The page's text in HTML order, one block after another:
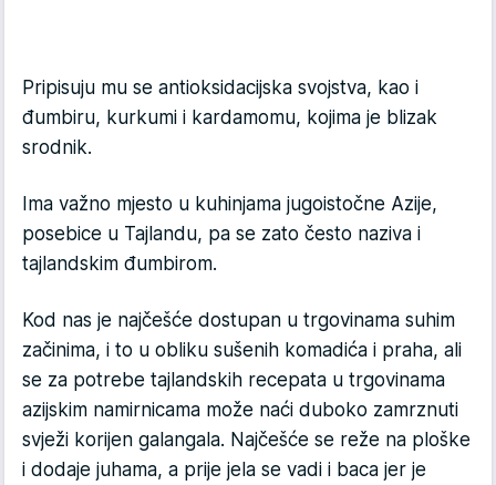
Pripisuju mu se antioksidacijska svojstva, kao i
đumbiru, kurkumi i kardamomu, kojima je blizak
srodnik.
Ima važno mjesto u kuhinjama jugoistočne Azije,
posebice u Tajlandu, pa se zato često naziva i
tajlandskim đumbirom.
Kod nas je najčešće dostupan u trgovinama suhim
začinima, i to u obliku sušenih komadića i praha, ali
se za potrebe tajlandskih recepata u trgovinama
azijskim namirnicama može naći duboko zamrznuti
svježi korijen galangala. Najčešće se reže na ploške
i dodaje juhama, a prije jela se vadi i baca jer je